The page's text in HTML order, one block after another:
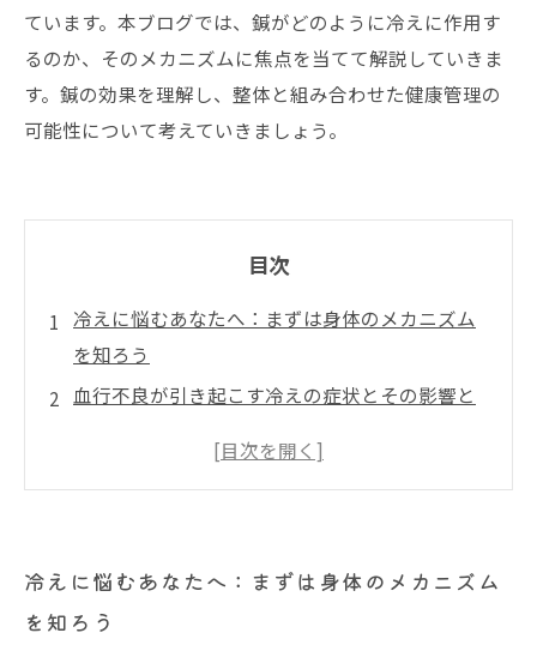
ています。本ブログでは、鍼がどのように冷えに作用す
るのか、そのメカニズムに焦点を当てて解説していきま
す。鍼の効果を理解し、整体と組み合わせた健康管理の
可能性について考えていきましょう。
目次
冷えに悩むあなたへ：まずは身体のメカニズム
を知ろう
血行不良が引き起こす冷えの症状とその影響と
自律神経の乱れが冷えにどう繋がるのかを解説
整体との組み合わせで実感する冷え改善の驚き
の効果
冷えに悩むあなたへ：まずは身体のメカニズム
を知ろう